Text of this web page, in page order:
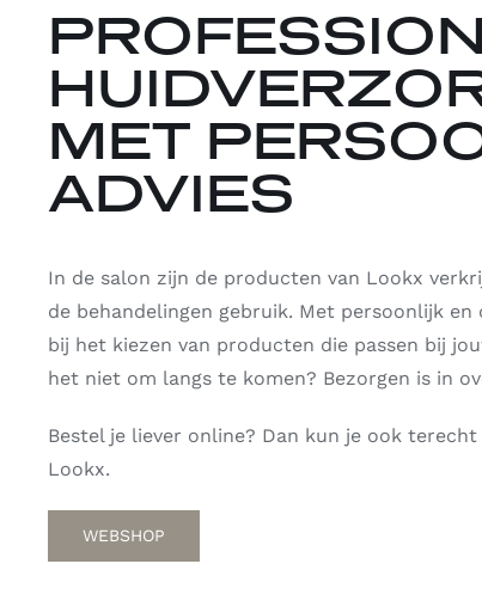
MET
ADVIES
In de salon zijn de producten van Lookx
de behandelingen gebruik. Met persoonlijk en
bij het kiezen van producten die passen bij
het niet om langs te komen? Bezorgen is in
Bestel je liever online? Dan kun je ook terecht
Lookx.
WEBSHOP